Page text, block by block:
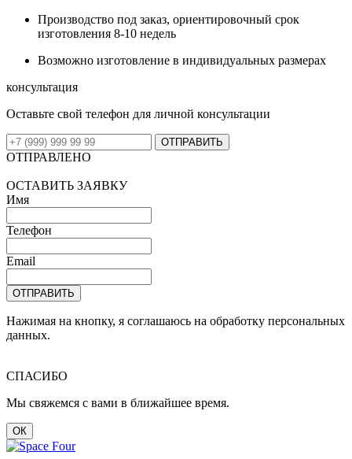
Производство под заказ, ориентировочный срок
изготовления 8-10 недель
Возможно изготовление в индивидуальных размерах
консультация
Оставьте свой телефон для личной консультации
ОТПРАВИТЬ
ОТПРАВЛЕНО
ОСТАВИТЬ ЗАЯВКУ
Имя
Телефон
Email
ОТПРАВИТЬ
Нажимая на кнопку, я соглашаюсь на обработку персональных
данных.
СПАСИБО
Мы свяжемся с вами в ближайшее время.
ОК